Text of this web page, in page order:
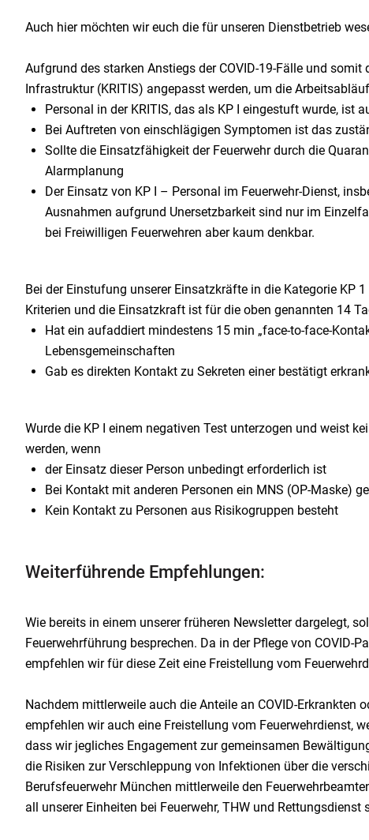
Auch hier möchten wir euch die für unseren Dienstbetrieb
Aufgrund des starken Anstiegs der COVID-19-Fälle und
Infrastruktur (KRITIS) angepasst werden, um die
Personal in der KRITIS, das als KP I eingestuft wurde, ist
Bei Auftreten von einschlägigen Symptomen ist das
Sollte die Einsatzfähigkeit der Feuerwehr durch die
Alarmplanung
Der Einsatz von KP I – Personal im Feuerwehr-Dienst,
Ausnahmen aufgrund Unersetzbarkeit sind nur im
bei Freiwilligen Feuerwehren aber kaum denkbar.
Bei der Einstufung unserer Einsatzkräfte in die Kategorie KP
Kriterien und die Einsatzkraft ist für die oben genannten 14
Hat ein aufaddiert mindestens 15 min „face-to-face-
Lebensgemeinschaften
Gab es direkten Kontakt zu Sekreten einer bestätigt
Wurde die KP I einem negativen Test unterzogen und weist
werden, wenn
der Einsatz dieser Person unbedingt erforderlich ist
Bei Kontakt mit anderen Personen ein MNS (OP-Maske)
Kein Kontakt zu Personen aus Risikogruppen besteht
Weiterführende Empfehlungen:
Wie bereits in einem unserer früheren Newsletter dargelegt,
Feuerwehrführung besprechen. Da in der Pflege von
empfehlen wir für diese Zeit eine Freistellung vom
Nachdem mittlerweile auch die Anteile an COVID-
empfehlen wir auch eine Freistellung vom Feuerwehrdienst,
dass wir jegliches Engagement zur gemeinsamen
die Risiken zur Verschleppung von Infektionen über die
Berufsfeuerwehr München mittlerweile den
all unserer Einheiten bei Feuerwehr, THW und